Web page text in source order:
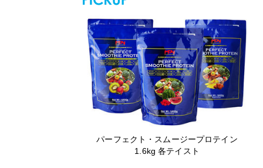
パーフェクト・スムージープロテイン
1.6kg 各テイスト